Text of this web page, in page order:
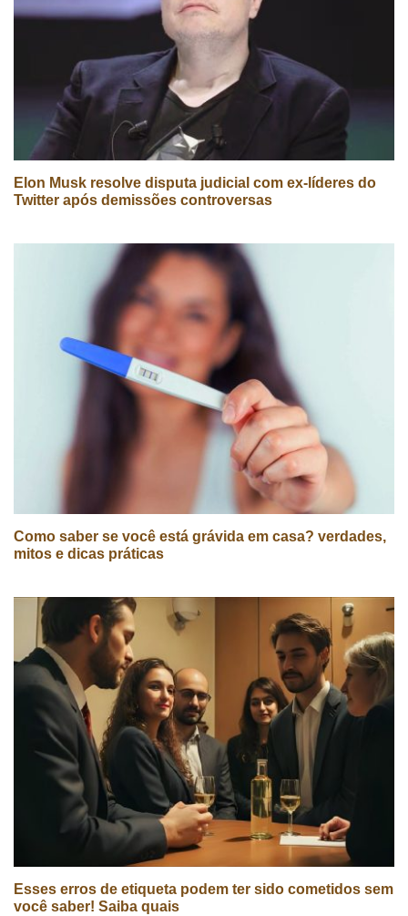
Elon Musk resolve disputa judicial com ex-líderes do
Twitter após demissões controversas
Como saber se você está grávida em casa? verdades,
mitos e dicas práticas
Esses erros de etiqueta podem ter sido cometidos sem
você saber! Saiba quais